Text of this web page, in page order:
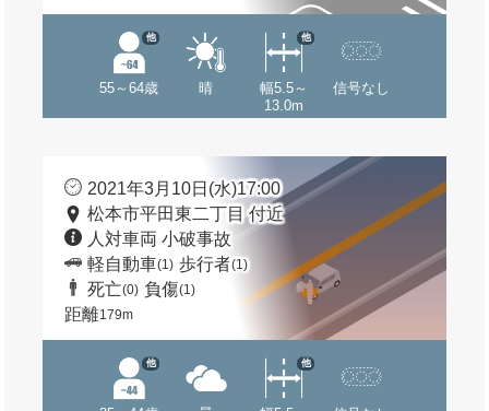
55～64歳
他
晴
幅5.5～
13.0m
他
信号なし
2021年3月10日(水)17:00
松本市平田東二丁目 付近
人対車両 小破事故
軽自動車(1) 歩行者(1)
死亡(0) 負傷(1)
距離179m
他 他